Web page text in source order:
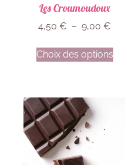
Les Croumoudoux
4,50 € – 9,00 €
Choix des options